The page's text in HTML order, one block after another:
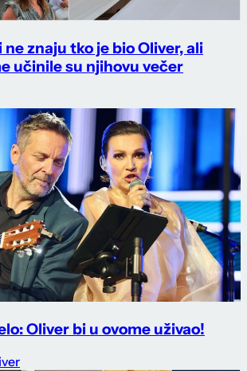
ne znaju tko je bio Oliver, ali
učinile su njihovu večer
Oliver bi u ovome uživao!